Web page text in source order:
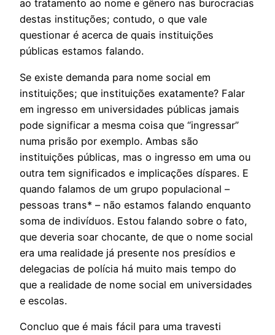
ao tratamento ao nome e gênero nas burocracias
destas instituções; contudo, o que vale
questionar é acerca de quais instituições
públicas estamos falando.
Se existe demanda para nome social em
instituições; que instituições exatamente? Falar
em ingresso em universidades públicas jamais
pode significar a mesma coisa que “ingressar”
numa prisão por exemplo. Ambas são
instituições públicas, mas o ingresso em uma ou
outra tem significados e implicações díspares. E
quando falamos de um grupo populacional –
pessoas trans* – não estamos falando enquanto
soma de indivíduos. Estou falando sobre o fato,
que deveria soar chocante, de que o nome social
era uma realidade já presente nos presídios e
delegacias de polícia há muito mais tempo do
que a realidade de nome social em universidades
e escolas.
Concluo que é mais fácil para uma travesti